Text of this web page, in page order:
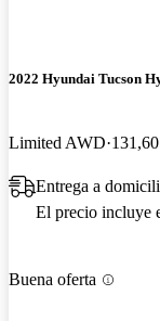
2022 Hyundai Tucson
Limited AWD
Entrega a
El precio incluye
Buena oferta